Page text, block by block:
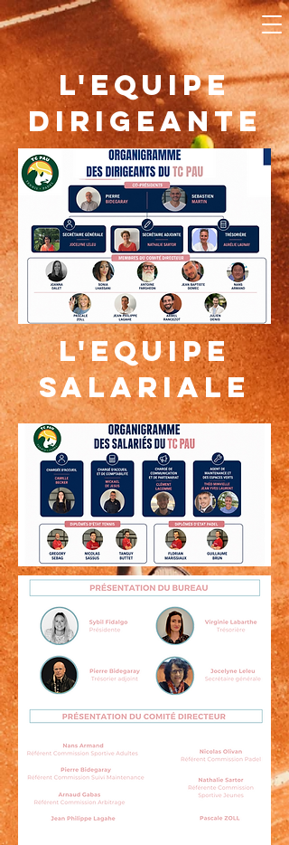
L'EQUIPE
dirigeante
L'EQUIPE
salariale